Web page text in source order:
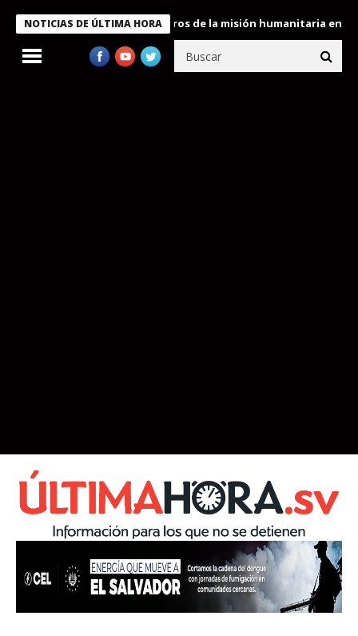
NOTICIAS DE ÚLTIMA HORA
condecora a miembros de la misión humanitaria enviada a